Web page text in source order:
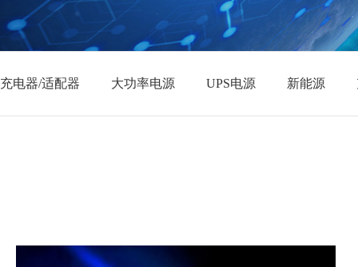
充电器/适配器 大功率电源 UPS电源 新能源